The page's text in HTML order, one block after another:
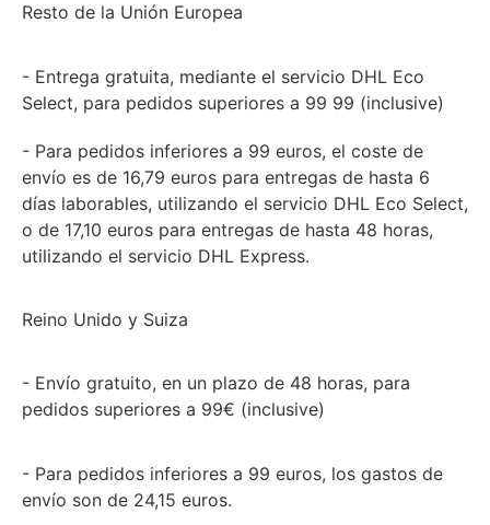
Resto de la Unión Europea
- Entrega gratuita, mediante el servicio DHL Eco
Select, para pedidos superiores a 99 99 (inclusive)
- Para pedidos inferiores a 99 euros, el coste de
envío es de 16,79 euros para entregas de hasta 6
días laborables, utilizando el servicio DHL Eco Select,
o de 17,10 euros para entregas de hasta 48 horas,
utilizando el servicio DHL Express.
Reino Unido y Suiza
- Envío gratuito, en un plazo de 48 horas, para
pedidos superiores a 99€ (inclusive)
- Para pedidos inferiores a 99 euros, los gastos de
envío son de 24,15 euros.